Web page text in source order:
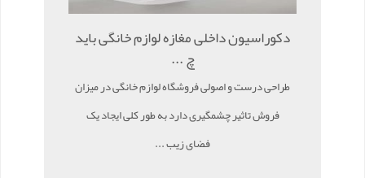
دکوراسیون داخلی مغازه لوازم خانگی باید
چ ...
طراحی درست و اصولی فروشگاه لوازم خانگی در میزان
فروش تاثیر چشمگیری دارد به طور کلی ایجاد یک
فضای زیب ...